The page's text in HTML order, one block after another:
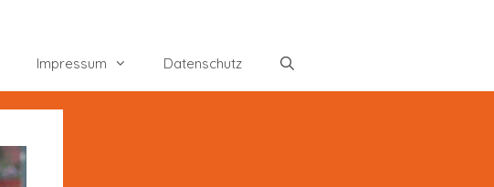
Impressum Datenschutz